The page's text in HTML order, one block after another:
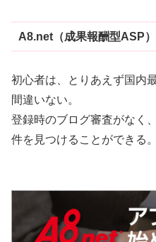
A8.net（成果報酬型ASP）
初心者は、とりあえず国内
間違いない。
登録時のブログ審査がなく
件を見つけることができる。